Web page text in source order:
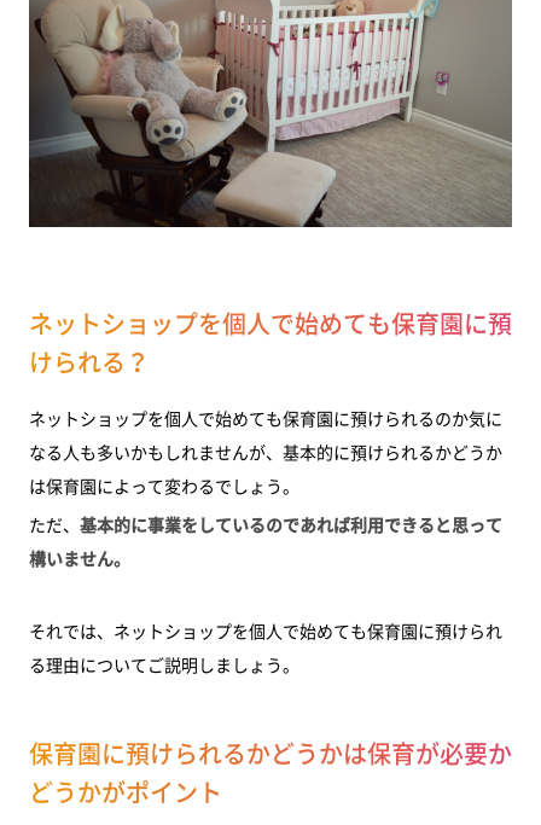
ネットショップを個人で始めても保育園に預
けられる？
ネットショップを個人で始めても保育園に預けられるのか気に
なる人も多いかもしれませんが、基本的に預けられるかどうか
は保育園によって変わるでしょう。
ただ、 基本的に事業をしているのであれば利用できると思って
構いません。
それでは、ネットショップを個人で始めても保育園に預けられ
る理由についてご説明しましょう。
保育園に預けられるかどうかは保育が必要か
どうかがポイント